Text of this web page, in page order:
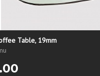
Table, 19mm